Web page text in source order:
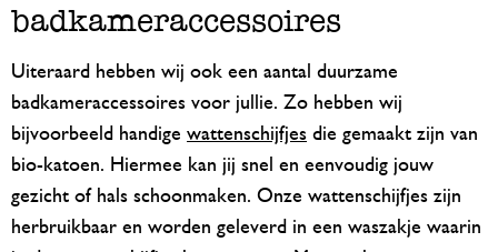
badkameraccessoires
Uiteraard hebben wij ook een aantal duurzame
badkameraccessoires voor jullie. Zo hebben wij
bijvoorbeeld handige wattenschijfjes die gemaakt zijn van
bio-katoen. Hiermee kan jij snel en eenvoudig jouw
gezicht of hals schoonmaken. Onze wattenschijfjes zijn
herbruikbaar en worden geleverd in een waszakje waarin